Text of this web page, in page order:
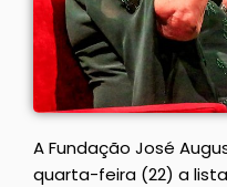
A Fundação José
quarta-feira (22) a